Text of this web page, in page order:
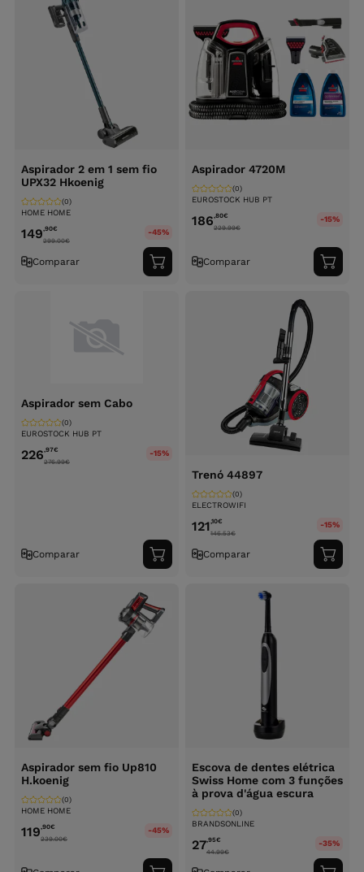
Aspirador 2 em 1 sem fio
UPX32 Hkoenig
HOME HOME
(0)
149,90€
299.00€
-45%
Comparar
Adicionar
ao
Aspirador 4720M
EUROSTOCK HUB PT
(0)
186,80€
229.99€
-15%
Comparar
ao
Aspirador sem Cabo
EUROSTOCK HUB PT
(0)
226 ,97€
276.99€
-15%
Comparar
Adicionar
ao
Trenó 44897
ELECTROWIFI
(0)
121,10€
146.53€
-15%
Comparar
ao
Aspirador sem fio Up810
H.koenig
HOME HOME
(0)
119,90€
239.00€
-45%
Escova de dentes elétrica
Swiss Home com 3 funções
à prova d'água escura
BRANDSONLINE
(0)
27,95€
44.99€
-35%